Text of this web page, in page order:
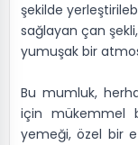
şekilde
sağlayan çan
yumuşak bir
Bu mumluk,
için mükemmel
yemeği, özel bir